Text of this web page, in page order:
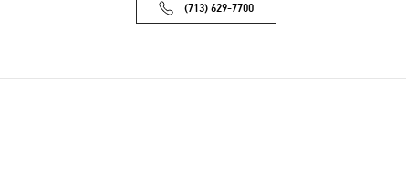
(713) 629-7700